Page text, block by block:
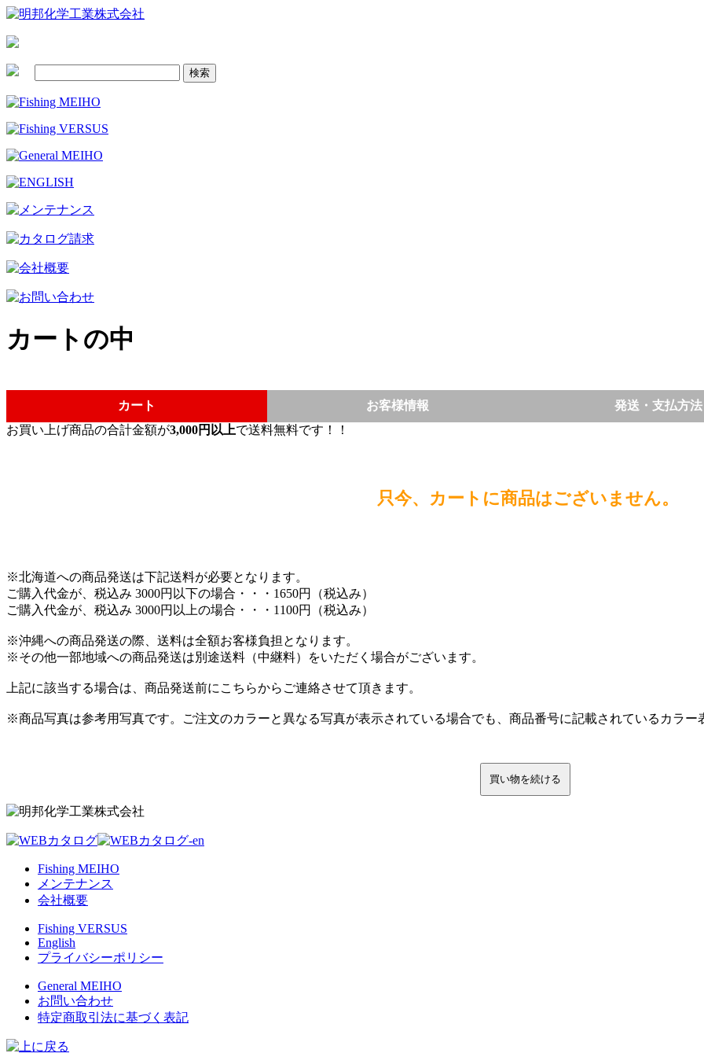
カートの中
カート お客様情報
発送・支払方法
お買い上げ商品の合計金額が3,000円以上で送料無料です！！
只今、カートに商品はございません。
※北海道への商品発送は下記送料が必要となります。
ご購入代金が、税込み 3000円以下の場合・・・1650円（税込み）
ご購入代金が、税込み 3000円以上の場合・・・1100円（税込み）
※沖縄への商品発送の際、送料は全額お客様負担となります。
※その他一部地域への商品発送は別途送料（中継料）をいただく場合がございます。
上記に該当する場合は、商品発送前にこちらからご連絡させて頂きます。
※商品写真は参考用写真です。ご注文のカラーと異なる写真が表示されている場合でも、商品番号に記載されているカラ
Fishing MEIHO
メンテナンス
会社概要
Fishing VERSUS
English
プライバシーポリシー
General MEIHO
お問い合わせ
特定商取引法に基づく表記